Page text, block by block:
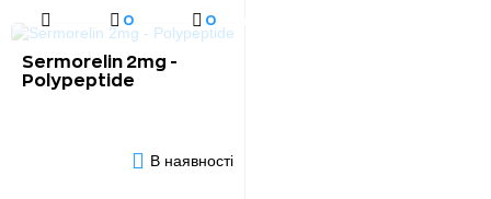
0 0
Sermorelin 2mg -
Polypeptide
В наявності